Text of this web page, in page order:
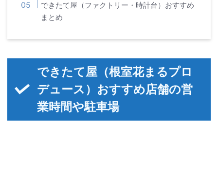
できたて屋（ファクトリー・時計台）おすすめ
まとめ
できたて屋（根室花まるプロ
デュース）おすすめ店舗の営
業時間や駐車場